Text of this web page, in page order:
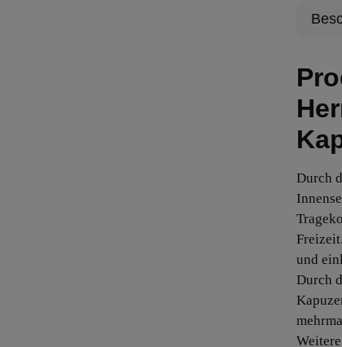
Durch
und
Durch